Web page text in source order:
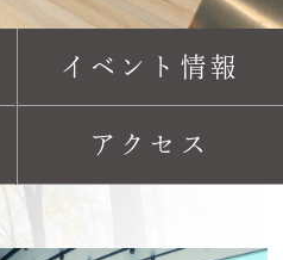
イベント情報
アクセス